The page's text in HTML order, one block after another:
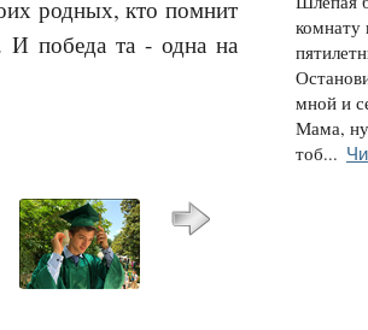
родных, кто помнит
И победа та - одна на
комнату
мной и
Мама,
тоб...